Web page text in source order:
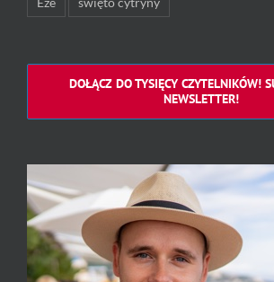
DOŁĄCZ DO TYSIĘCY CZYTELNIKÓW!
NEWSLETTER!